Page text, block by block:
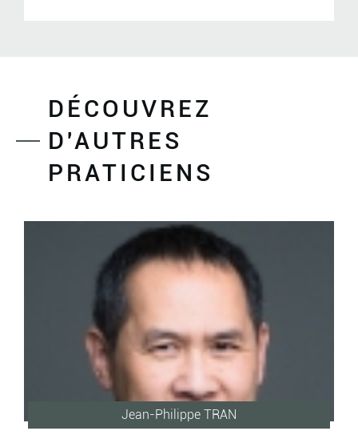
DÉCOUVREZ
D'AUTRES
PRATICIENS
Jean-Philippe TRAN